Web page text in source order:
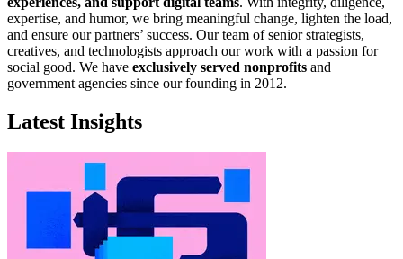
expertise, and humor, we bring meaningful change, lighten the load,
and ensure our partners’ success. Our team of senior strategists,
creatives, and technologists approach our work with a passion for
social good. We have exclusively served nonprofits and
government agencies since our founding in 2012.
Latest Insights